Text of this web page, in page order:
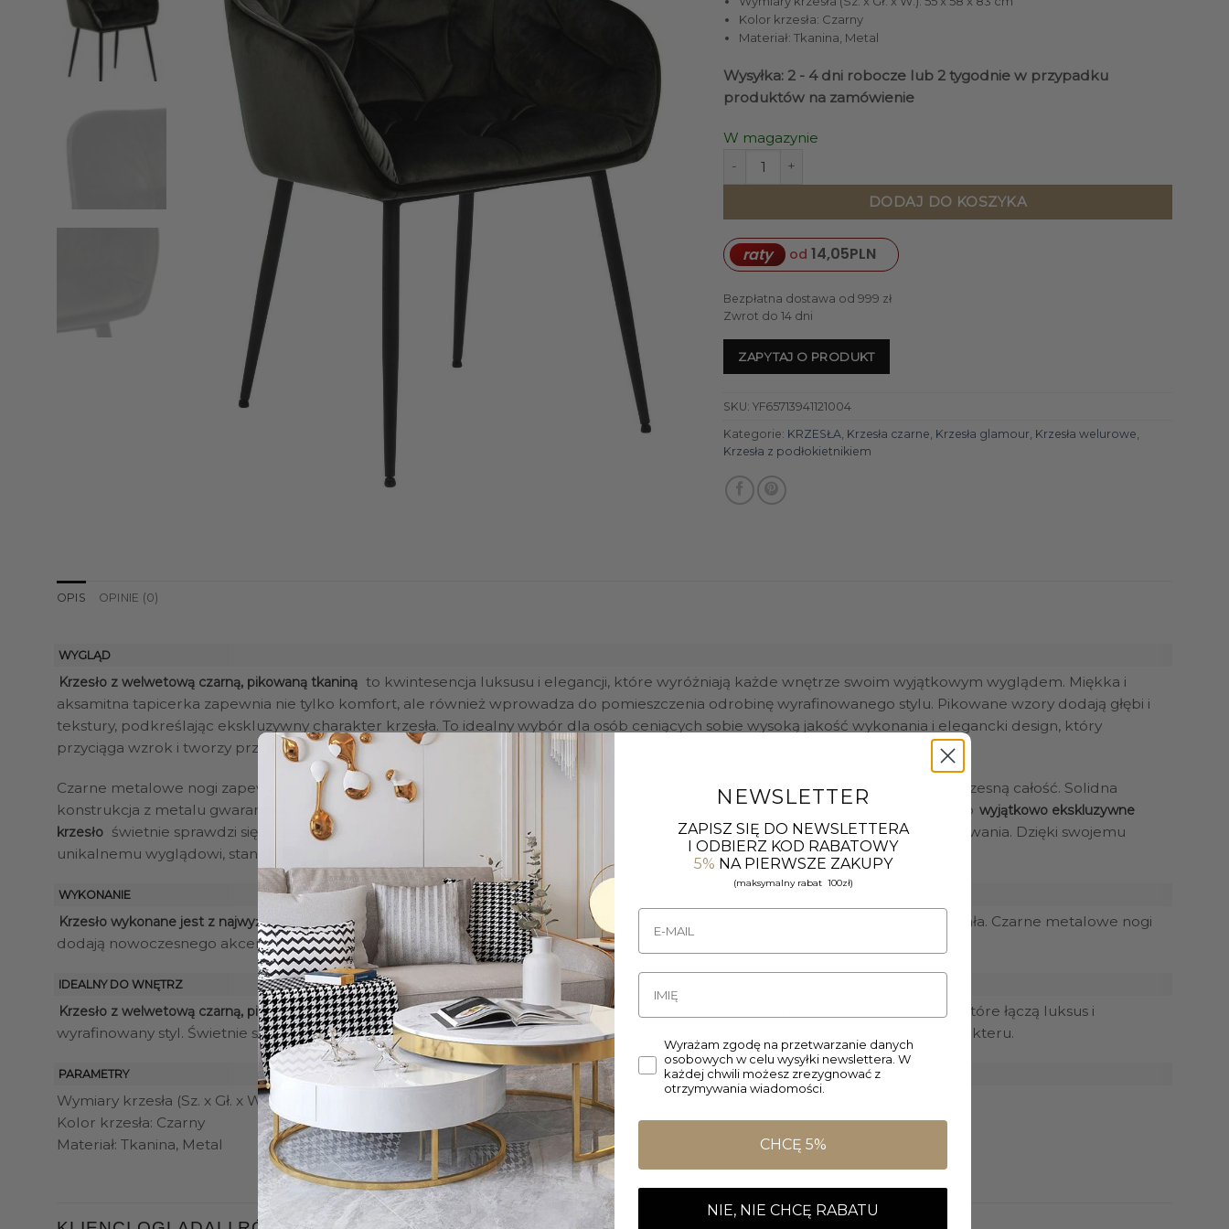
Kolor krzesła: Czarny
Materiał: Tkanina, Metal
Wysyłka: 2 - 4 dni robocze lub 2 tygodnie w przypadku
produktów na zamówienie
W magazynie
ilość KRZESŁO z welwetową czarną, pikowaną tkaniną, czarne metalowe nogi,
DODAJ DO KOSZYKA
raty od 14,05PLN
Bezpłatna dostawa od 999 zł
Zwrot do 14 dni
ZAPYTAJ O PRODUKT
SKU:YF65713941121004
Kategorie: KRZESŁA Krzesła czarne Krzesła glamour Krzesła welurowe
Krzesła z podłokietnikiem
OPIS OPINIE (0)
WYGLĄD
Krzesło z welwetową czarną, pikowaną tkaniną to kwintesencja luksusu i elegancji, które wyróżniają każde wnętrze swoim wyjątkowym wyglądem. Miękka i
aksamitna tapicerka zapewnia nie tylko komfort, ale również wprowadza do pomieszczenia odrobinę wyrafinowanego stylu. Pikowane wzory dodają głębi i
tekstury, podkreślając ekskluzywny charakter krzesła. To idealny wybór dla osób ceniących sobie wysoką jakość wykonania i elegancki design, który
przyciąga wzrok i tworzy przytulną atmosferę.
Czarne metalowe nogi zapewniają stabilność i trwałość, doskonale komponując się z pikowaną tapicerką, tworząc spójną i nowoczesną całość. Solidna
konstrukcja z metalu gwarantuje długowieczność mebla, a jej minimalistyczny design podkreśla nowoczesny charakter krzesła. To wyjątkowo ekskluzywne
krzesło świetnie sprawdzi się w eleganckich salonach, stylowych jadalniach oraz designerskich biurach, dodając im klasy i wyrafinowania. Dzięki swojemu
unikalnemu wyglądowi, stanie się centralnym punktem każdego wnętrza, w którym się znajdzie.
WYKONANIE
Krzesło wykonane jest z najwyższą precyzją , wykorzystując luksusową welwetową, czarną, pikowaną tkaninę, która jest miękka i trwała. Czarne metalowe nogi
dodają nowoczesnego akcentu, zapewniając jednocześnie stabilność i wytrzymałość konstrukcji.
IDEALNY DO WNĘTRZ
Krzesło z welwetową czarną, pikowaną tkaniną i czarnymi metalowymi nogami idealnie pasuje do eleganckich, nowoczesnych wnętrz, które łączą luksus i
wyrafinowany styl. Świetnie sprawdzi się również w industrialnych oraz glamour aranżacjach, dodając im klasy i wyjątkowego charakteru.
PARAMETRY
Wymiary krzesła (Sz. x Gł. x W.): 55 x 58 x 83 cm
Kolor krzesła: Czarny
Materiał: Tkanina, Metal
NEWSLETTER
ZAPISZ SIĘ DO NEWSLETTERA
I ODBIERZ KOD RABATOWY
5% NA PIERWSZE ZAKUPY
(maksymalny rabat 100zł)
Wyrażam zgodę na przetwarzanie danych
osobowych w celu wysyłki newslettera. W
każdej chwili możesz zrezygnować z
otrzymywania wiadomości.
CHCĘ 5%
NIE, NIE CHCĘ RABATU